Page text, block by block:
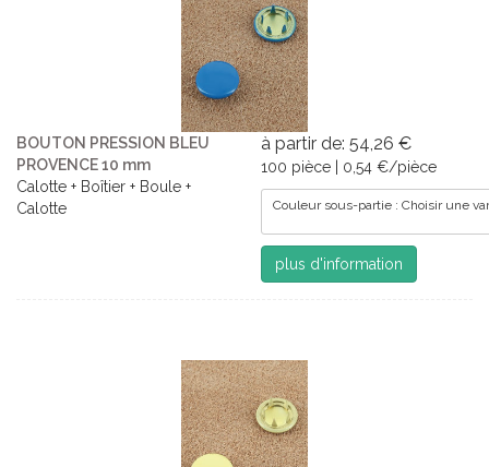
BOUTON PRESSION BLEU
PROVENCE 10 mm
Calotte + Boîtier + Boule +
Calotte
à partir de: 54,26 €
100 pièce | 0,54 €/pièce
Couleur sous-partie : Choisir une
plus d'information